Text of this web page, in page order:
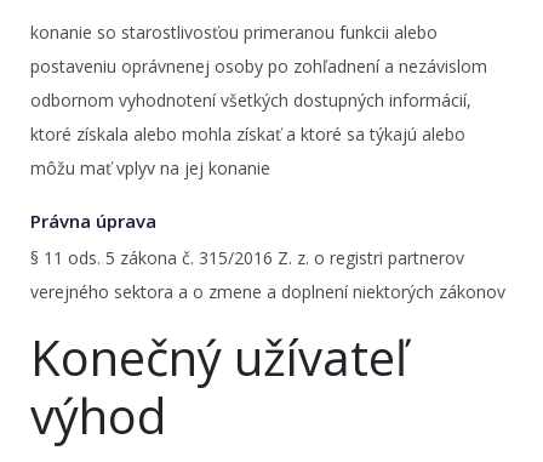
konanie so starostlivosťou primeranou funkcii alebo
postaveniu oprávnenej osoby po zohľadnení a nezávislom
odbornom vyhodnotení všetkých dostupných informácií,
ktoré získala alebo mohla získať a ktoré sa týkajú alebo
môžu mať vplyv na jej konanie
Právna úprava
§ 11 ods. 5 zákona č. 315/2016 Z. z. o registri partnerov
verejného sektora a o zmene a doplnení niektorých zákonov
Konečný užívateľ
výhod